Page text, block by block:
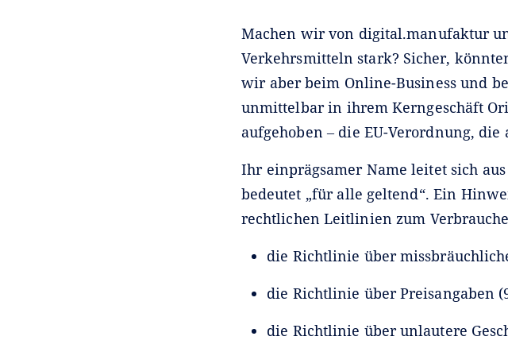
Machen wir von digital.manufaktur
Verkehrsmitteln stark? Sicher,
wir aber beim Online-Business und
unmittelbar in ihrem Kerngeschäft
aufgehoben ‒ die EU-Verordnung,
Ihr einprägsamer Name leitet sich
bedeutet „für alle geltend“. Ein
rechtlichen Leitlinien zum
die Richtlinie über
die Richtlinie über Preisangaben
die Richtlinie über unlautere